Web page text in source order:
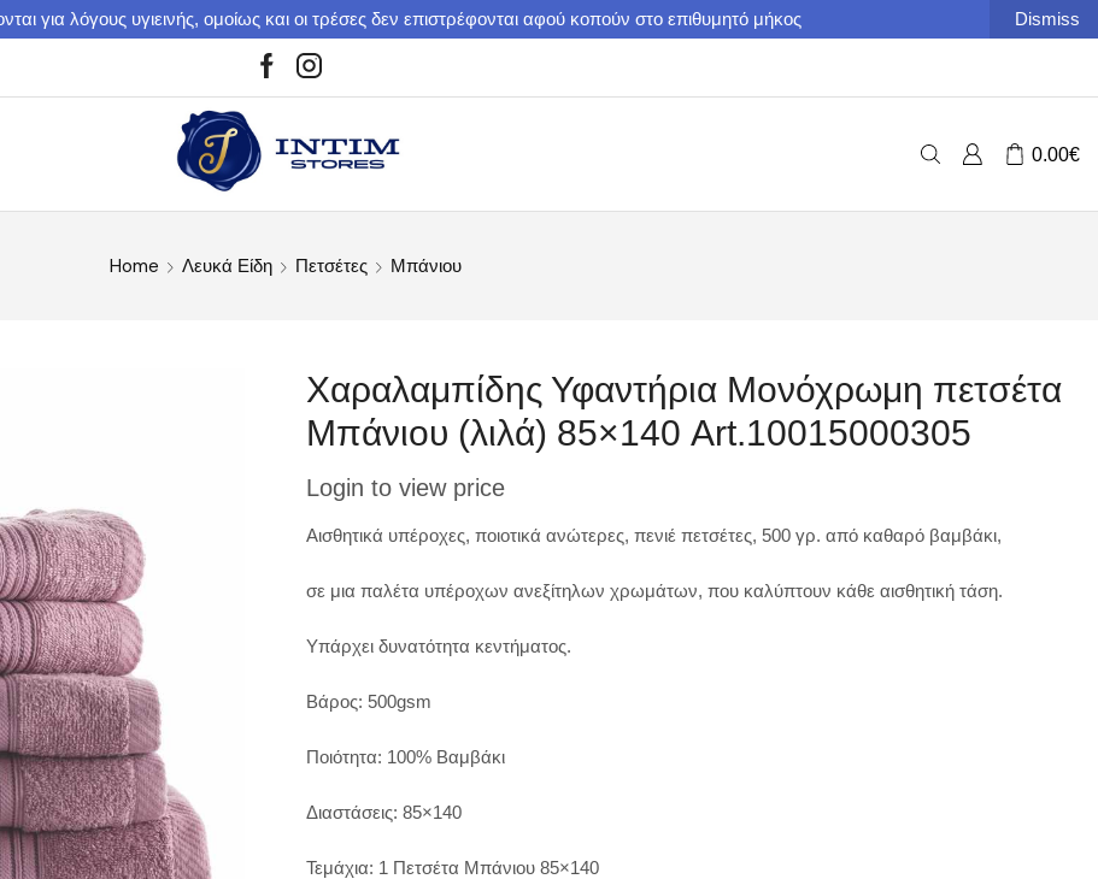
για λόγους υγιεινής, ομοίως και οι τρέσες δεν επιστρέφονται αφού κοπούν στο επιθυμητό μήκος Dismiss
0.00€
Home Λευκά Είδη Πετσέτες Μπάνιου
Xαραλαμπίδης Υφαντήρια Μονόχρωμη πετσέτα
Μπάνιου (λιλά) 85×140 Art.10015000305
Login to view price
Αισθητικά υπέροχες, ποιοτικά ανώτερες, πενιέ πετσέτες, 500 γρ. από καθαρό βαμβάκι,
σε μια παλέτα υπέροχων ανεξίτηλων χρωμάτων, που καλύπτουν κάθε αισθητική τάση.
Υπάρχει δυνατότητα κεντήματος.
Βάρος: 500gsm
Ποιότητα: 100% Βαμβάκι
Διαστάσεις: 85×140
Τεμάχια: 1 Πετσέτα Μπάνιου 85×140